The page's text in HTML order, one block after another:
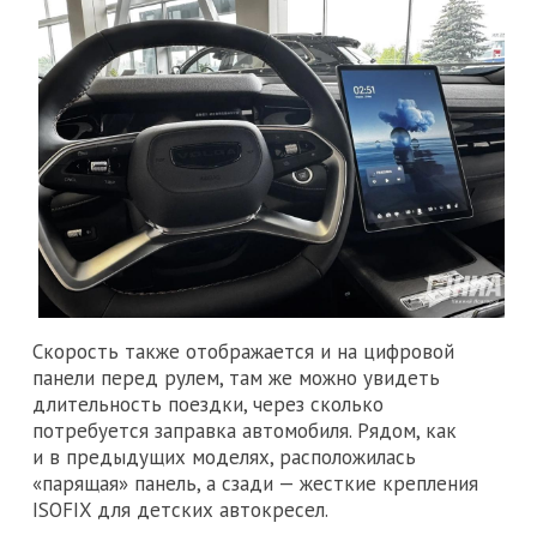
Скорость также отображается и на цифровой
панели перед рулем, там же можно увидеть
длительность поездки, через сколько
потребуется заправка автомобиля. Рядом, как
и в предыдущих моделях, расположилась
«парящая» панель, а сзади — жесткие крепления
ISOFIX для детских автокресел.